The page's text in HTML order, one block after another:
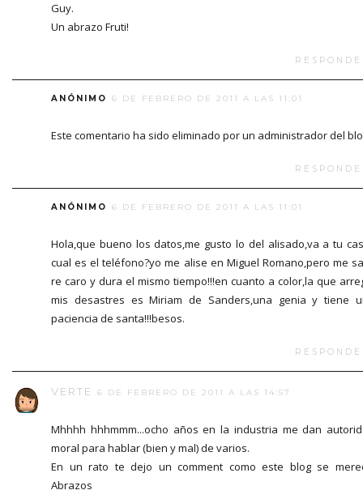
Guy.
Un abrazo Fruti!
ANÓNIMO 6 DE FEBRERO DE 2011 A LAS 11:01
Este comentario ha sido eliminado por un administrador del
ANÓNIMO 6 DE FEBRERO DE 2011 A LAS 11:01
Hola,que bueno los datos,me gusto lo del alisado,va a tu
cual es el teléfono?yo me alise en Miguel Romano,pero me
re caro y dura el mismo tiempo!!!en cuanto a color,la que
mis desastres es Miriam de Sanders,una genia y tiene
paciencia de santa!!!besos.
VERTE 6 DE FEBRERO DE 2011 A LAS 14:57
Mhhhh hhhmmm...ocho años en la industria me dan
moral para hablar (bien y mal) de varios.
En un rato te dejo un comment como este blog se
Abrazos